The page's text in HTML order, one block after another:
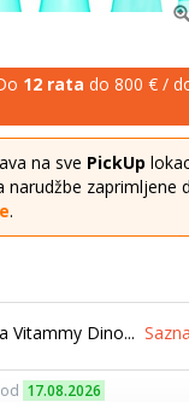
12 rata do 800 € /
na sve PickUp
narudžbe zaprimljene
.
Vitammy Dino...
17.08.2026